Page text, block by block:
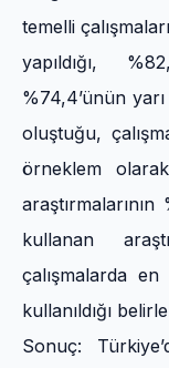
temelli
yapıldığı,
%74,4’ünün
oluştuğu,
örneklem
kullanan
çalışmalarda
kullanıldığı
Sonuç: